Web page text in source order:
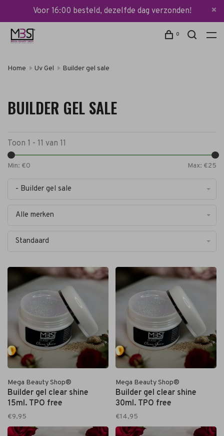
Voor 16:00 besteld, dezelfde dag verzonden!
0
Home Uv Gel Builder gel sale
BUILDER GEL SALE
Toon 1 - 11 van 11
Min: €0 Max: €25
- Builder gel sale
Alle merken
Standaard
Mega Beauty Shop®
Builder gel clear shine
15ml. TPO free
€9,95
Mega Beauty Shop®
Builder gel clear shine
30ml. TPO free
€14,95